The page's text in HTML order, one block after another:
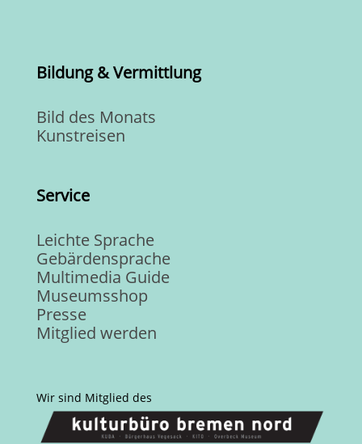
Bildung & Vermittlung
Bild des Monats
Kunstreisen
Service
Leichte Sprache
Gebärdensprache
Multimedia Guide
Museumsshop
Presse
Mitglied werden
Wir sind Mitglied des